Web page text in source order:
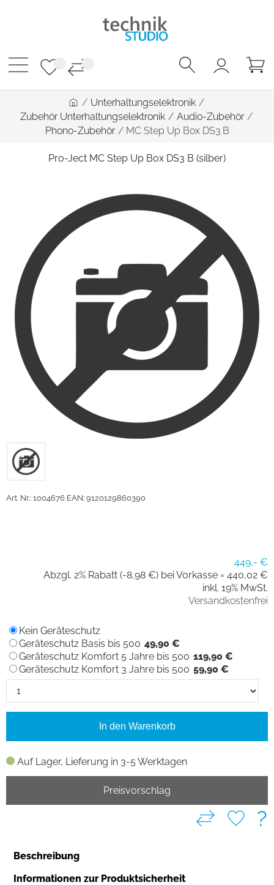
/ Unterhaltungselektronik /
Zubehör Unterhaltungselektronik / Audio-Zubehör/
Phono-Zubehör / MC Step Up Box DS3 B
Pro-Ject MC Step Up Box DS3 B (silber)
Art. Nr.: 1004676 EAN: 9120129860390
449,- €
Abzgl. 2% Rabatt (-8,98 €) bei Vorkasse = 440,02 €
inkl. 19% MwSt.
Versandkostenfrei
Auf Lager, Lieferung in 3-5 Werktagen
Kein Geräteschutz
Geräteschutz Basis bis 500 49,90 €
Geräteschutz Komfort 5 Jahre bis 500 119,90 €
Geräteschutz Komfort 3 Jahre bis 500 59,90 €
In den Warenkorb
Preisvorschlag
?
Beschreibung
Informationen zur Produktsicherheit